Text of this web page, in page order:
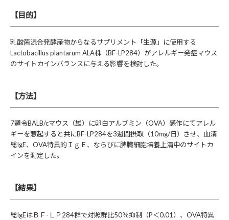
【目的】
乳酸菌混合発酵産物からなるサプリメント「生源」に使用する
Lactobacillus plantarum ALA株（BF-LP284）がアレルギー発症マウス
のサイトカインバランスに与える影響を検討した。
【方法】
7週令BALB/cマウス（雄）に卵白アルブミン（OVA）感作にてアレル
ギーを惹起すると共にBF-LP284を3週間摂取（10mg/日）させ、血清
総IgE、OVA特異的ＩｇＥ、ならびに脾臓細胞培養上清中のサイトカ
インを測定した。
【結果】
総IgEはＢＦ-ＬＰ284群で対照群比50％抑制（P＜0.01）、OVA特異